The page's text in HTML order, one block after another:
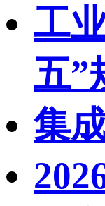
工
五”
集